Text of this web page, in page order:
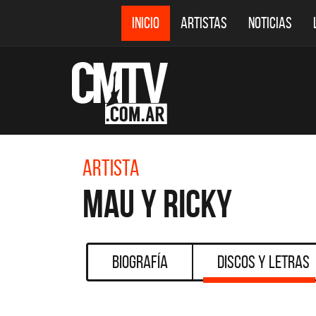
INICIO ARTISTAS NOTICIAS
Artista
Mau y Ricky
Biografía Discos y Letras
DESTACADOS